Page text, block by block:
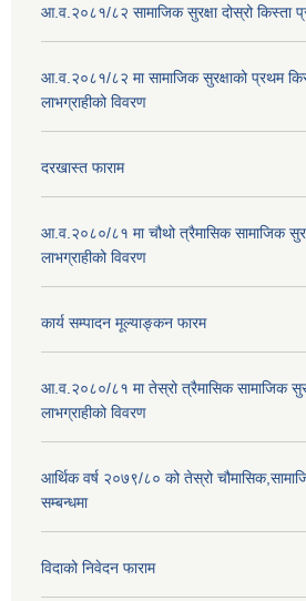
आ.व.२०८१/८२ सामाजिक सुरक्षा दोस्रो किस्ता
आ.व.२०८१/८२ मा सामाजिक सुरक्षाको प्रथम
लाभग्राहीको विवरण
दरखास्त फाराम
आ.व.२०८०/८१ मा चौथो त्रैमासिक सामाजिक
लाभग्राहीको विवरण
कार्य सम्पादन मूल्याङ्कन फारम
आ.व.२०८०/८१ मा तेस्रो त्रैमासिक सामाजिक
लाभग्राहीको विवरण
आर्थिक वर्ष २०७९/८० को तेस्रो
सम्बन्धमा
विदाको निवेदन फाराम